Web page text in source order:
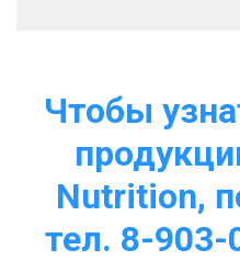
Чтобы
Nutrition,
тел. 8-